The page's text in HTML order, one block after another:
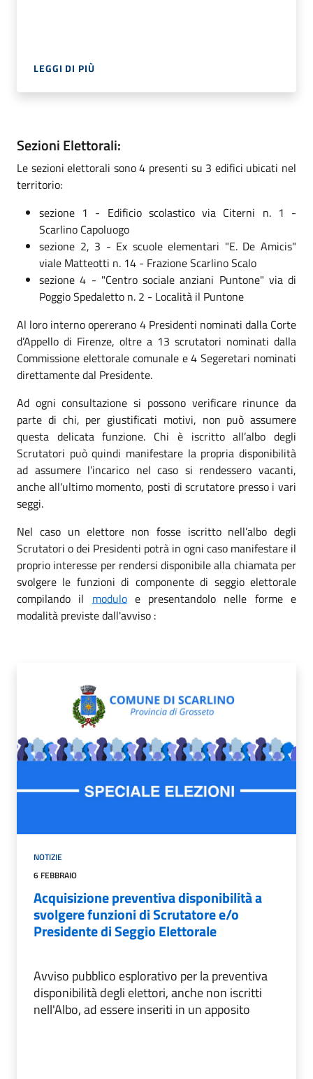
LEGGI DI PIÙ
Sezioni Elettorali:
Le sezioni elettorali sono 4 presenti su 3 edifici ubicati nel
territorio:
sezione 1 - Edificio scolastico via Citerni n. 1 -
Scarlino Capoluogo
sezione 2, 3 - Ex scuole elementari "E. De Amicis"
viale Matteotti n. 14 - Frazione Scarlino Scalo
sezione 4 - "Centro sociale anziani Puntone" via di
Poggio Spedaletto n. 2 - Località il Puntone
Al loro interno opererano 4 Presidenti nominati dalla Corte
d’Appello di Firenze, oltre a 13 scrutatori nominati dalla
Commissione elettorale comunale e 4 Segeretari nominati
direttamente dal Presidente.
Ad ogni consultazione si possono verificare rinunce da
parte di chi, per giustificati motivi, non può assumere
questa delicata funzione. Chi è iscritto all’albo degli
Scrutatori può quindi manifestare la propria disponibilità
ad assumere l’incarico nel caso si rendessero vacanti,
anche all'ultimo momento, posti di scrutatore presso i vari
seggi.
Nel caso un elettore non fosse iscritto nell’albo degli
Scrutatori o dei Presidenti potrà in ogni caso manifestare il
proprio interesse per rendersi disponibile alla chiamata per
svolgere le funzioni di componente di seggio elettorale
compilando il moduloe presentandolo nelle forme e
modalità previste dall'avviso :
NOTIZIE
6 FEBBRAIO
Acquisizione preventiva disponibilità a
svolgere funzioni di Scrutatore e/o
Presidente di Seggio Elettorale
Avviso pubblico esplorativo per la preventiva
disponibilità degli elettori, anche non iscritti
nell'Albo, ad essere inseriti in un apposito